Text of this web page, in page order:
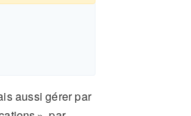
aussi gérer par